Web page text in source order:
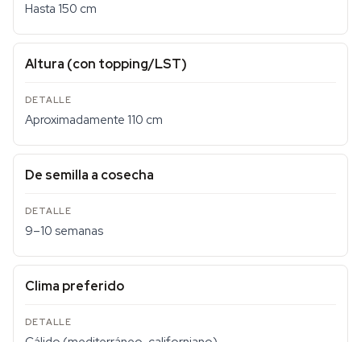
Hasta 150 cm
Altura (con topping/LST)
Aproximadamente 110 cm
De semilla a cosecha
9–10 semanas
Clima preferido